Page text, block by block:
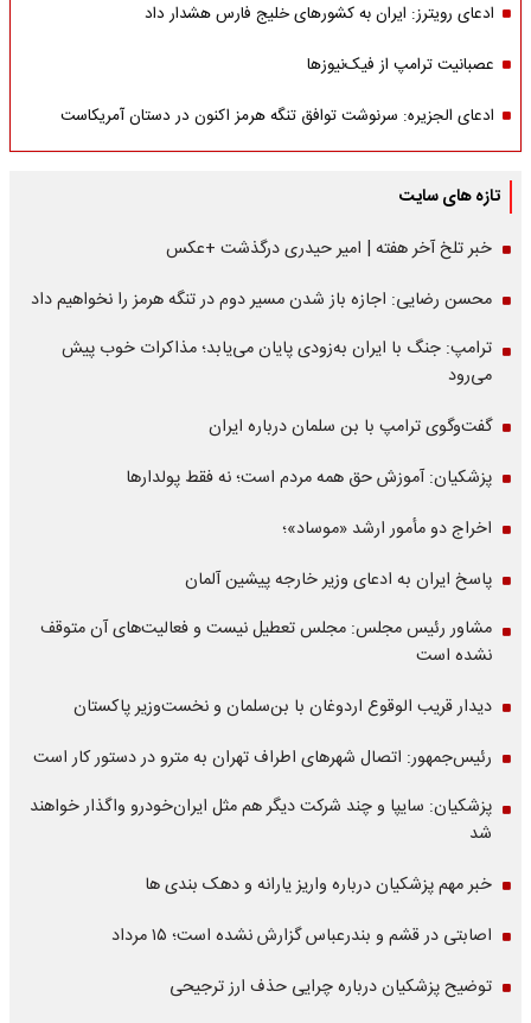
ادعای رویترز: ایران به کشورهای خلیج فارس هشدار داد
عصبانیت ترامپ از فیک‌نیوزها
ادعای الجزیره: سرنوشت توافق تنگه هرمز اکنون در دستان آمریکاست
تازه های سایت
خبر تلخ آخر هفته | امیر حیدری درگذشت +عکس
محسن رضایی: اجازه باز شدن مسیر دوم در تنگه هرمز را نخواهیم داد
ترامپ: جنگ با ایران به‌زودی پایان می‌یابد؛ مذاکرات خوب پیش
می‌رود
گفت‌وگوی ترامپ با بن سلمان درباره ایران
پزشکیان: آموزش حق همه مردم است؛ نه فقط پولدارها
اخراج دو مأمور ارشد «موساد»؛
پاسخ ایران به ادعای وزیر خارجه پیشین آلمان
مشاور رئیس مجلس: مجلس تعطیل نیست و فعالیت‌های آن متوقف
نشده است
دیدار قریب الوقوع اردوغان با بن‌سلمان و نخست‌وزیر پاکستان
رئیس‌جمهور: اتصال شهرهای اطراف تهران به مترو در دستور کار است
پزشکیان: سایپا و چند شرکت دیگر هم مثل ایران‌خودرو واگذار خواهند
شد
خبر مهم پزشکیان درباره واریز یارانه و دهک بندی ها
اصابتی در قشم و بندرعباس گزارش نشده است؛ ۱۵ مرداد
توضیح پزشکیان درباره چرایی حذف ارز ترجیحی